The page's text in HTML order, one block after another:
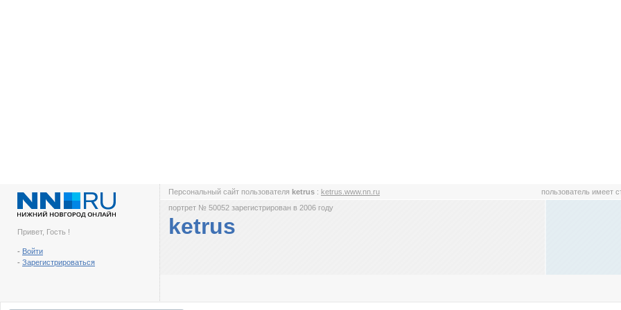
Привет, Гость !
- Войти
- Зарегистрироваться
Персональный сайт пользователя ketrus : ketrus.www.nn.ru пользователь имеет
портрет № 50052 зарегистрирован в 2006 году
ketrus